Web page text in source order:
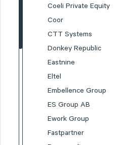
Coeli Private Equity
Coor
CTT Systems
Donkey Republic
Eastnine
Eltel
Embellence Group
ES Group AB
Ework Group
Fastpartner